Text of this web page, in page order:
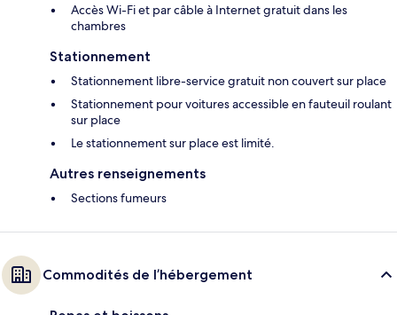
Accès Wi-Fi et par câble à Internet gratuit dans les
chambres
Stationnement
Stationnement libre-service gratuit non couvert sur place
Stationnement pour voitures accessible en fauteuil roulant
sur place
Le stationnement sur place est limité.
Autres renseignements
Sections fumeurs
Commodités de l’hébergement